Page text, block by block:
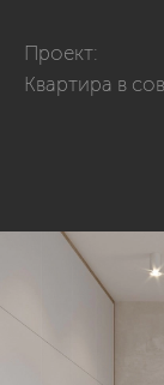
Проект:
Квартира в